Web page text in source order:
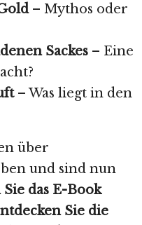
– Mythos oder
Sackes – Eine
– Was liegt in den
über
und sind nun
Sie das E-Book
Sie die